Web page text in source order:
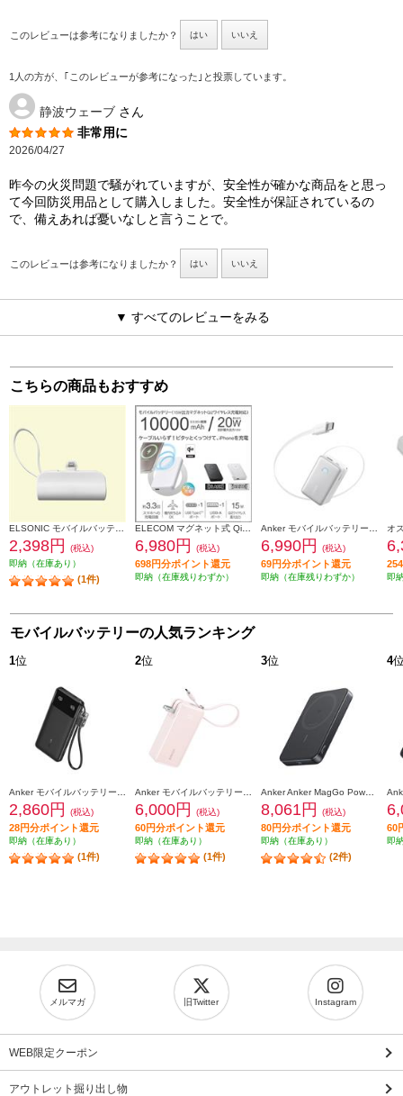
このレビューは参考になりましたか？ はい いいえ
1人の方が、｢このレビューが参考になった｣と投票しています。
静波ウェーブ さん
非常用に
2026/04/27
昨今の火災問題で騒がれていますが、安全性が確かな商品をと思っ
て今回防災用品として購入しました。安全性が保証されているの
で、備えあれば憂いなしと言うことで。
このレビューは参考になりましたか？ はい いいえ
▼ すべてのレビューをみる
こちらの商品もおすすめ
2,398円
(税込)
即納（在庫あり）
(1件)
6,980円 (税込)
698円分ポイント還元
即納（在庫残りわずか）
6,990円 (税込)
69円分ポイント還元
即納（在庫残りわずか） 即
モバイルバッテリーの人気ランキング
1位
2,860円 (税込)
28円分ポイント還元
即納（在庫あり）
(1件)
2位
6,000円 (税込)
60円分ポイント還元
即納（在庫あり）
(1件)
3位
8,061円 (税込)
80円分ポイント還元
即納（在庫あり）
(2件)
4
60
即
メルマガ 旧Twitter Instagram
WEB限定クーポン
アウトレット掘り出し物